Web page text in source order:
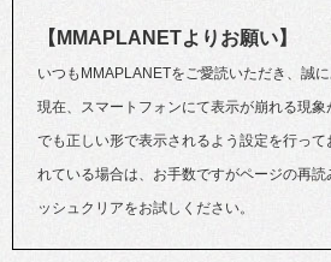
【MMAPLANETよりお願い】
いつもMMAPLANETをご愛読いただき、誠に
現在、スマートフォンにて表示が崩れる現
でも正しい形で表示されるよう設定を行っ
れている場合は、お手数ですがページの再
ッシュクリアをお試しください。